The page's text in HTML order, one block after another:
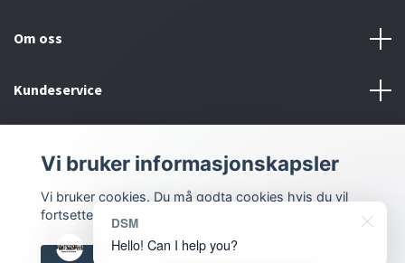
Om oss
Kundeservice
Sosiale medier
Vi bruker informasjonskapsler
Vi bruker cookies. Du må godta cookies hvis du vil
fortsette.
DSM
Hello! Can I help you?